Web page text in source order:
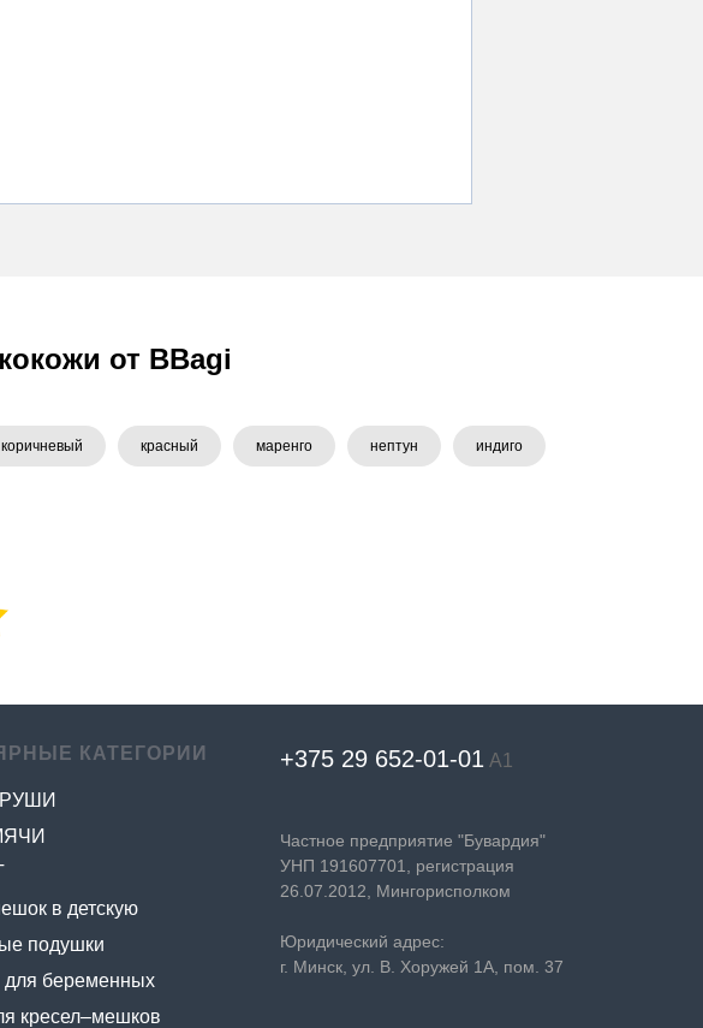
от BBagi
коричневый красный маренго нептун индиго
КАТЕГОРИИ
в детскую
подушки
для беременных
кресел–мешков
+375 29 652-01-01 А1
Частное предприятие "Бувардия"
УНП 191607701, регистрация
26.07.2012, Мингорисполком
Юридический адрес:
г. Минск, ул. В. Хоружей 1А, пом. 37